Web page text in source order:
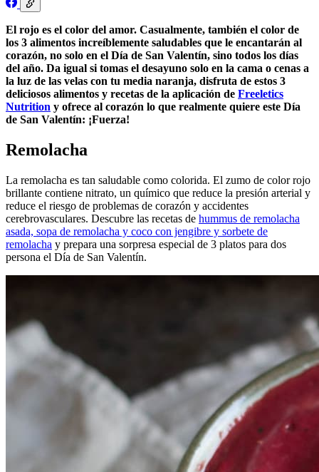
El rojo es el color del amor. Casualmente, también el color de
los 3 alimentos increíblemente saludables que le encantarán al
corazón, no solo en el Día de San Valentín, sino todos los días
del año. Da igual si tomas el desayuno solo en la cama o cenas a
la luz de las velas con tu media naranja, disfruta de estos 3
deliciosos alimentos y recetas de la aplicación de Freeletics
Nutrition y ofrece al corazón lo que realmente quiere este Día
de San Valentín: ¡Fuerza!
Remolacha
La remolacha es tan saludable como colorida. El zumo de color rojo
brillante contiene nitrato, un químico que reduce la presión arterial y
reduce el riesgo de problemas de corazón y accidentes
cerebrovasculares. Descubre las recetas de hummus de remolacha
asada, sopa de remolacha y coco con jengibre y sorbete de
remolacha y prepara una sorpresa especial de 3 platos para dos
persona el Día de San Valentín.